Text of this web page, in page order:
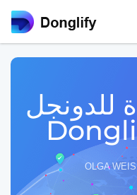
للدونجل
OLGA WEIS